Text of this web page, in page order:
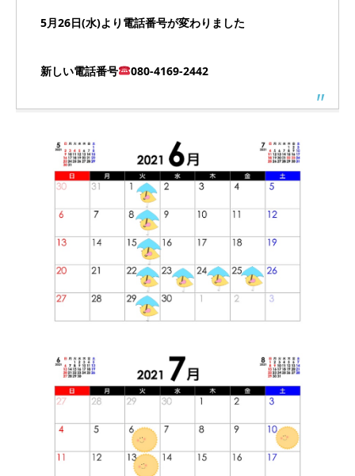
5月26日(水)より電話番号が変わりました
新しい電話番号 080-4169-2442